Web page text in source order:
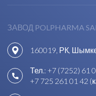
ЗАВОД POLPHARMA
160019, РК,
Тел.: +7 (7252) 61
+7 725 261 01 42